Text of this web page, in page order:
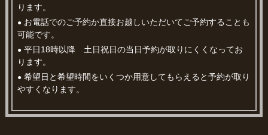
ります。
● お電話でのご予約か直接お越しいただいてご予約することも
可能です。
● 平日18時以降 土日祝日の当日予約が取りにくくなってお
ります。
● 希望日と希望時間をいくつか用意してもらえると予約が取り
やすくなります。